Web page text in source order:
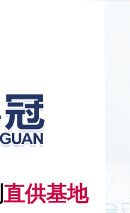
直供基地